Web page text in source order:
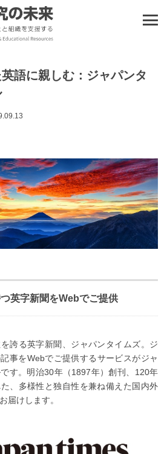
語に親しむ：ジャパンタ
英字新聞をWebでご提供
誇る英字新聞、ジャパンタイムズ。ジ
事をWebでご提供するサービスがジャ
す。明治30年（1897年）創刊、120年
、多様性と独自性を兼ね備えた国内外
届けします。